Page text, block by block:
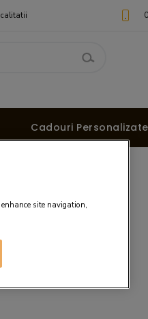
Cadouri Personalizate
enhance site navigation,